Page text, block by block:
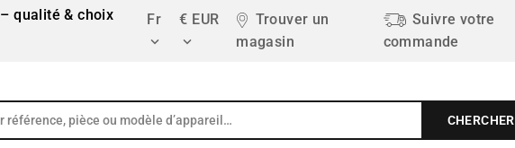
qualité & choix
Fr

€ EUR

Trouver un
magasin
Suivre votre
commande
CHERCHER